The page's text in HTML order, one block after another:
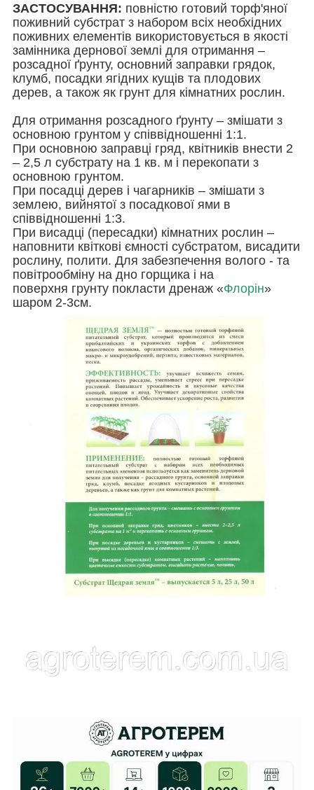
ЗАСТОСУВАННЯ: повністю готовий торф'яної
поживний субстрат з набором всіх необхідних
поживних елементів використовується в якості
замінника дернової землі для отримання –
розсадної ґрунту, основний заправки грядок,
клумб, посадки ягідних кущів та плодових
дерев, а також як грунт для кімнатних рослин.
Для отримання розсадного ґрунту – змішати з
основною грунтом у співвідношенні 1:1.
При основною заправці гряд, квітників внести 2
– 2,5 л субстрату на 1 кв. м і перекопати з
основною грунтом.
При посадці дерев і чагарників – змішати з
землею, вийнятої з посадкової ями в
співвідношенні 1:3.
При висадці (пересадки) кімнатних рослин –
наповнити квіткові ємності субстратом, висадити
рослину, полити. Для забезпечення волого - та
повітрообміну на дно горщика і на
поверхня грунту покласти дренаж «Флорін»
шаром 2-3см.